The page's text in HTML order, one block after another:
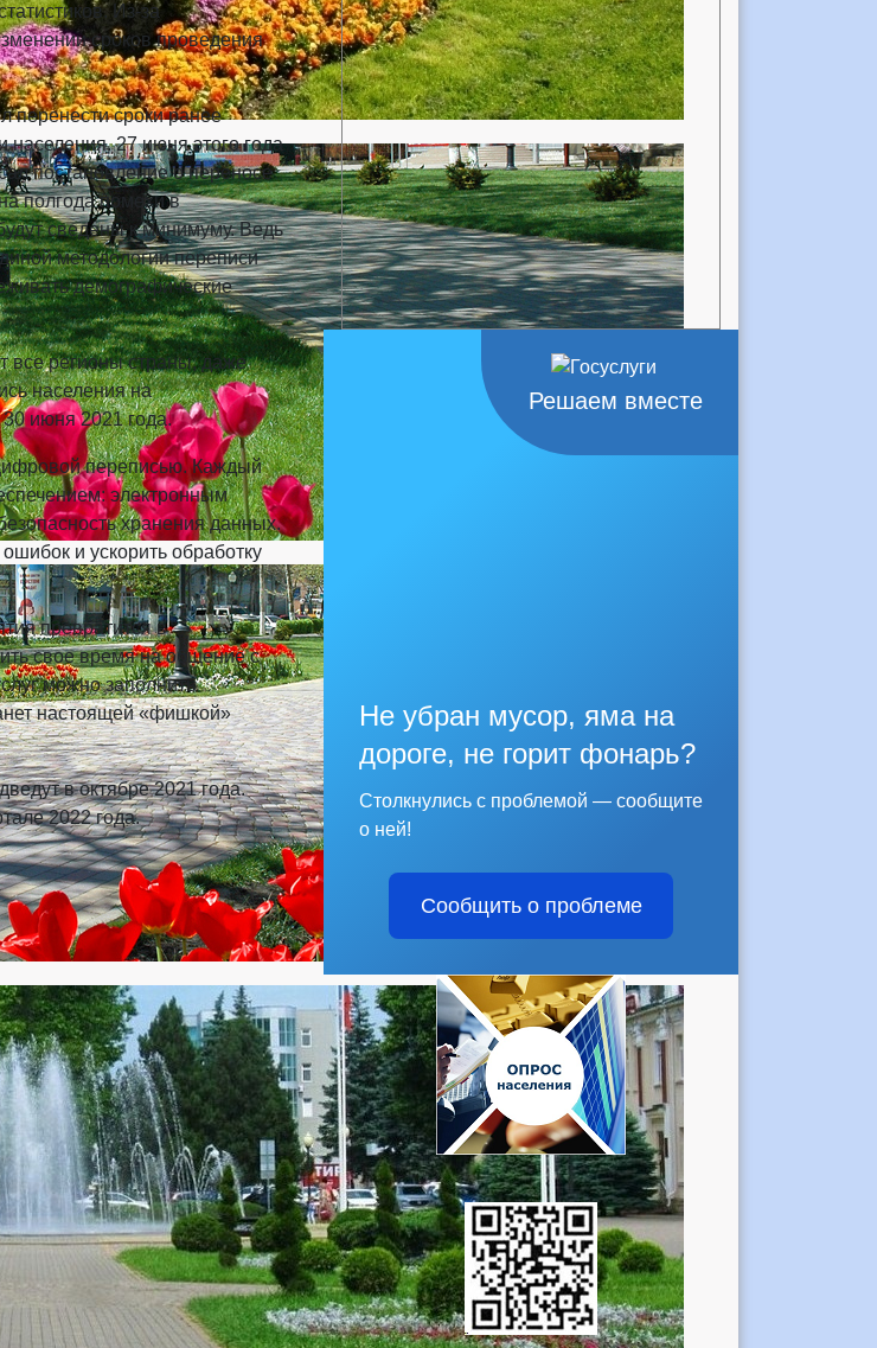
Из-за
сроков проведения
перенести сроки ранее
населения. 27 июня этого года
постановление о переносе
полгода помехи в
сведены к минимуму. Ведь
методологии переписи
демографические
все регионы страны, даже
населения на
30 июня 2021 года.
переписью. Каждый
электронным
хранения данных.
и ускорить обработку
превратится в
свое время на общение с
можно заполнить
настоящей «фишкой»
в октябре 2021 года.
2022 года.
Решаем вместе
Не убран мусор, яма на
дороге, не горит фонарь?
Столкнулись с проблемой — сообщите
о ней!
Сообщить о проблеме